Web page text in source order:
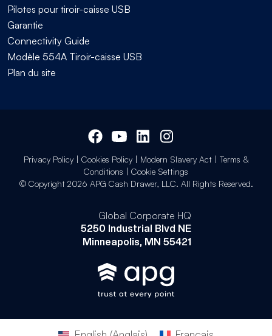
Pilotes pour tiroir-caisse USB
Garantie
Connectivity Guide
Modèle 554A Tiroir-caisse USB
Plan du site
Privacy Policy| Cookies Policy| Modern Slavery Act| Terms &
Conditions | Cookie Settings
© Copyright 2026 APG Cash Drawer, LLC. All Rights Reserved.
Global Corporate HQ
5250 Industrial Blvd NE
Minneapolis, MN 55421